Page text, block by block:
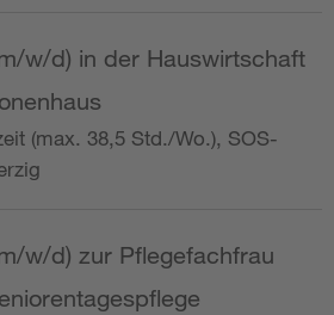
w/d) in der Hauswirtschaft
(max. 38,5 Std./Wo.), SOS-
w/d) zur Pflegefachfrau